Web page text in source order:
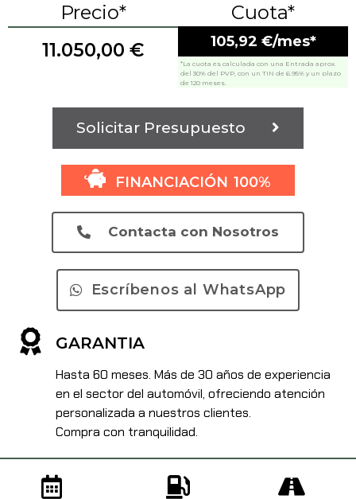
Precio*
11.050,00 €
Cuota*
105,92 €/mes*
*La cuota es calculada con una Entrada aprox.
del 30% del PVP, con un TIN de 6.95% y un plazo
de 120 meses.
Solicitar Presupuesto
FINANCIACIÓN 100%
Contacta con Nosotros
Escríbenos al WhatsApp
GARANTIA
Hasta 60 meses. Más de 30 años de experiencia
en el sector del automóvil, ofreciendo atención
personalizada a nuestros clientes.
Compra con tranquilidad.